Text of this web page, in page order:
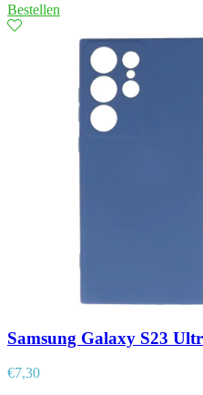
Bestellen
Samsung Galaxy S23
€7,30